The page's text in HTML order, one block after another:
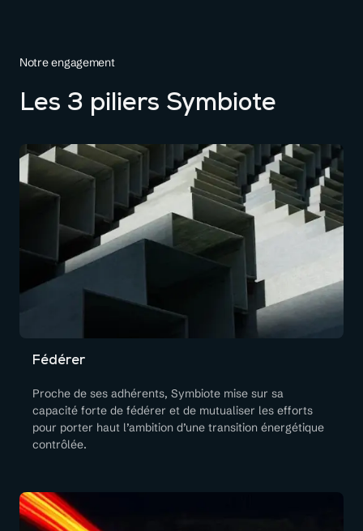
Notre engagement
Les 3 piliers Symbiote
Fédérer
Proche de ses adhérents, Symbiote mise sur sa
capacité forte de fédérer et de mutualiser les efforts
pour porter haut l’ambition d’une transition énergétique
contrôlée.